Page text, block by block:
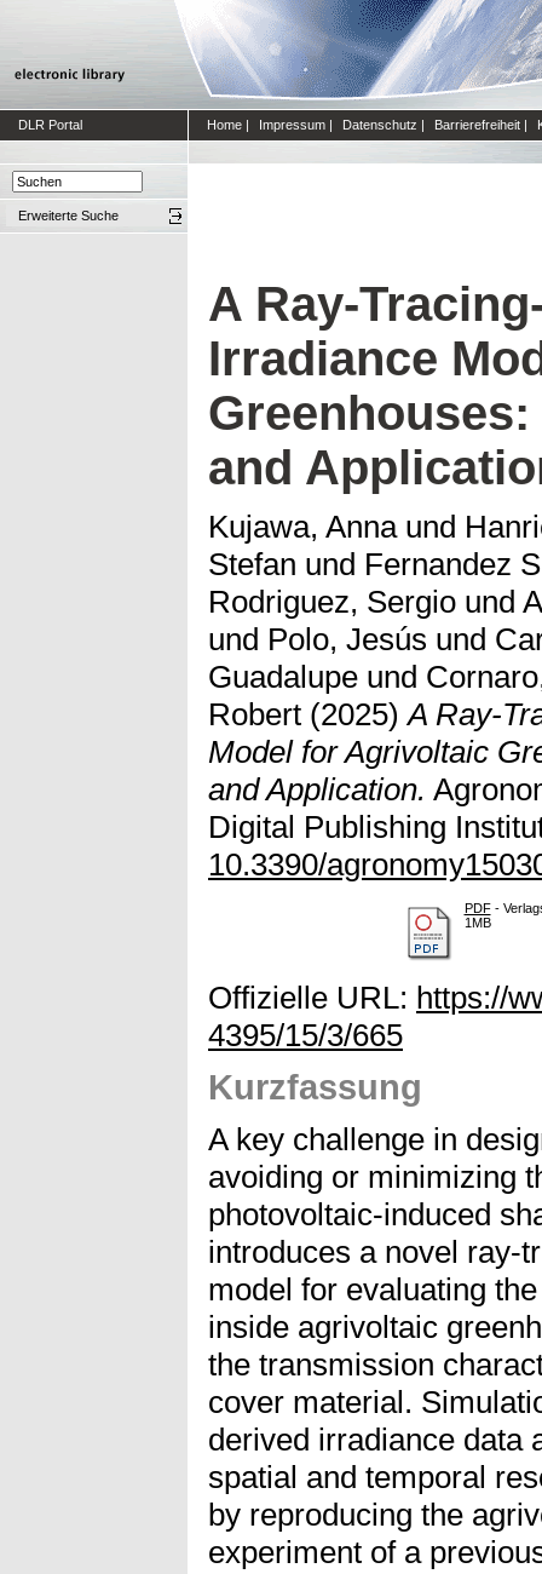
DLR Portal Home | Impressum | Datenschutz | Barrierefreiheit |
Erweiterte Suche
A Ray-
Irradiance
and
Kujawa, Annaund
Stefan und Fernandez
Rodriguez, Sergio und
und Polo, Jesús und
Guadalupe und
Robert (2025)A Ray-
Model for Agrivoltaic
and Application.
Digital Publishing
10.3390/
PDF-
1MB
Offizielle URL: https://
4395/15/3/665
Kurzfassung
A key challenge in
avoiding or minimizing
photovoltaic-induced
introduces a novel ray-
model for evaluating
inside agrivoltaic
the transmission
cover material.
derived irradiance data
spatial and temporal
by reproducing the
experiment of a